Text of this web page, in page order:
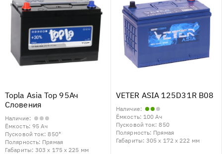
Topla Asia Top 95Ач
Словения
Наличие:
Ёмкость: 95 Ач
Пусковой ток:850*
Полярность: Прямая
Габариты: 303 x 175 x 225 мм
VETER ASIA 125D31R B08
Наличие:
Ёмкость: 100 Ач
Пусковой ток:850
Полярность: Прямая
Габариты: 305 x 172 x 222 мм